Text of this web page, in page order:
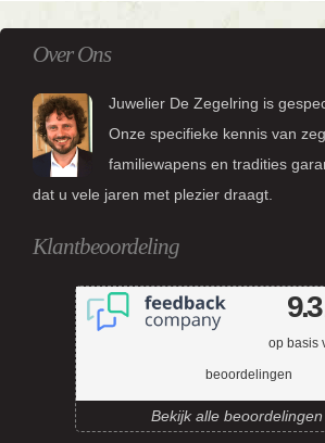
Over Ons
Juwelier De Zegelring is
Onze specifieke kennis van
familiewapens en tradities
dat u vele jaren met plezier draagt.
Klantbeoordeling
9.3
op basis
beoordelingen
Bekijk alle beoordelingen